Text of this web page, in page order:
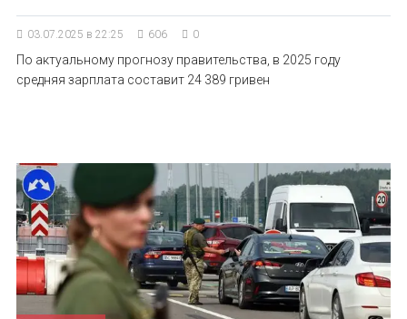
03.07.2025 в 22:25 606 0
По актуальному прогнозу правительства, в 2025 году
средняя зарплата составит 24 389 гривен